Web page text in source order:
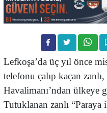
Lefkoşa’da üç yıl önce
telefonu çalıp kaçan
Havalimanı’ndan ülkeye
Tutuklanan zanlı